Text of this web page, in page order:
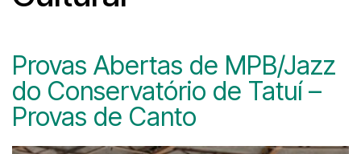
Provas Abertas de MPB/Jazz
do Conservatório de Tatuí –
Provas de Canto